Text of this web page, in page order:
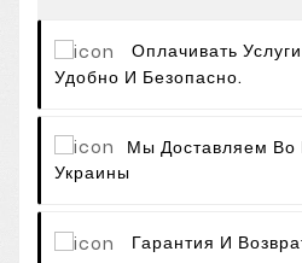
Оплачивать
Удобно И Безопасно.
Мы Доставляем Во
Украины
Гарантия И